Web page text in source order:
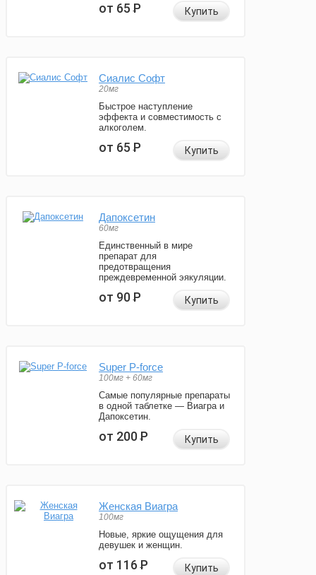
от 65Р Купить
Сиалис Софт
20мг
Быстрое наступление
эффекта и совместимость с
алкоголем.
от 65Р Купить
Дапоксетин
60мг
Единственный в мире
препарат для
предотвращения
преждевременной эякуляции.
от 90Р Купить
Super P-force
100мг + 60мг
Самые популярные препараты
в одной таблетке — Виагра и
Дапоксетин.
от 200Р Купить
Женская Виагра
100мг
Новые, яркие ощущения для
девушек и женщин.
от 116Р Купить